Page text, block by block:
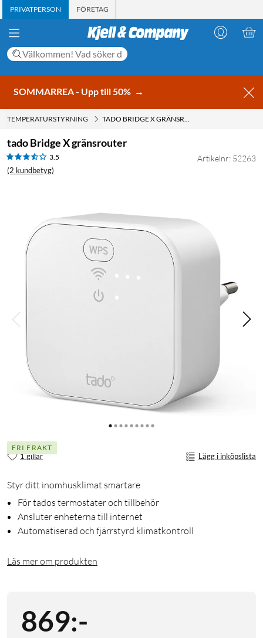
PRIVATPERSON FÖRETAG
SOMMARREA - Upp till 50% →
TEMPERATURSTYRNING TADO BRIDGE X GRÄNSROUTER
tado Bridge X gränsrouter
3.5
(2 kundbetyg)
Artikelnr: 52263
FRI FRAKT
1 gillar Lägg i inköpslista
Styr ditt inomhusklimat smartare
För tados termostater och tillbehör
Ansluter enheterna till internet
Automatiserad och fjärrstyrd klimatkontroll
Läs mer om produkten
869:-